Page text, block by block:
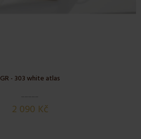
GR - 303 white atlas
2 090 Kč